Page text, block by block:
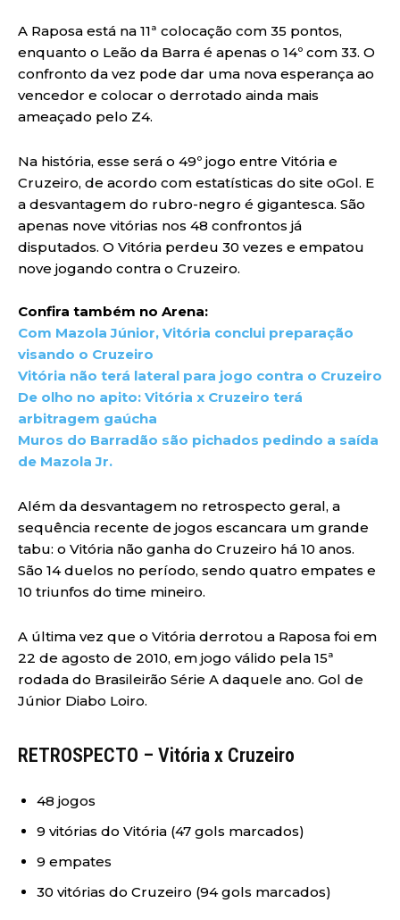
A Raposa está na 11ª colocação com 35 pontos,
enquanto o Leão da Barra é apenas o 14º com 33. O
confronto da vez pode dar uma nova esperança ao
vencedor e colocar o derrotado ainda mais
ameaçado pelo Z4.
Na história, esse será o 49º jogo entre Vitória e
Cruzeiro, de acordo com estatísticas do site oGol. E
a desvantagem do rubro-negro é gigantesca. São
apenas nove vitórias nos 48 confrontos já
disputados. O Vitória perdeu 30 vezes e empatou
nove jogando contra o Cruzeiro.
Confira também no Arena:
Com Mazola Júnior, Vitória conclui preparação
visando o Cruzeiro
Vitória não terá lateral para jogo contra o Cruzeiro
De olho no apito: Vitória x Cruzeiro terá
arbitragem gaúcha
Muros do Barradão são pichados pedindo a saída
de Mazola Jr.
Além da desvantagem no retrospecto geral, a
sequência recente de jogos escancara um grande
tabu: o Vitória não ganha do Cruzeiro há 10 anos.
São 14 duelos no período, sendo quatro empates e
10 triunfos do time mineiro.
A última vez que o Vitória derrotou a Raposa foi em
22 de agosto de 2010, em jogo válido pela 15ª
rodada do Brasileirão Série A daquele ano. Gol de
Júnior Diabo Loiro.
RETROSPECTO – Vitória x Cruzeiro
48 jogos
9 vitórias do Vitória (47 gols marcados)
9 empates
30 vitórias do Cruzeiro (94 gols marcados)